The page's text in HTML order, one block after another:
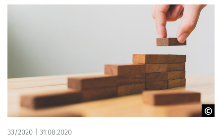
© Monster Ztudio - Adobe Stock
33/2020 | 31.08.2020